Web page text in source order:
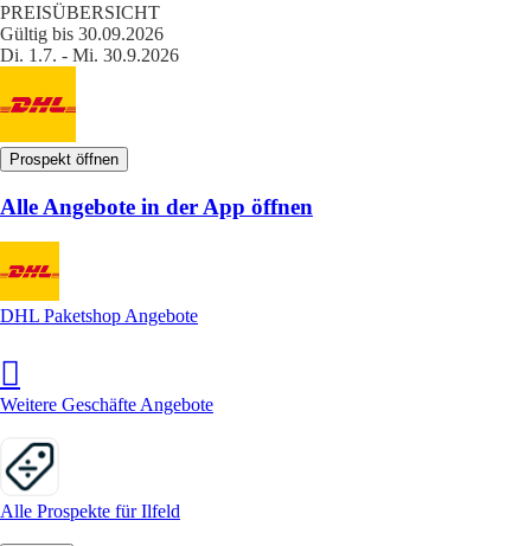
PREISÜBERSICHT
Gültig bis 30.09.2026
Di. 1.7. - Mi. 30.9.2026
Prospekt öffnen
Alle Angebote in der App öffnen
DHL Paketshop Angebote
Weitere Geschäfte Angebote
Alle Prospekte für Ilfeld